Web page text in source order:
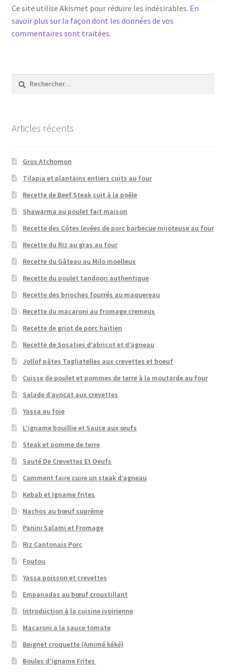
Ce site utilise Akismet pour réduire les indésirables. En
savoir plus sur la façon dont les données de vos
commentaires sont traitées.
Rechercher :
Articles récents
Gros Atchomon
Tilapia et plantains entiers cuits au four
Recette de Beef Steak cuit à la poêle
Shawarma au poulet fait maison
Recette des Côtes levées de porc barbecue mijoteuse au four
Recette du Riz au gras au four
Recette du Gâteau au Milo moelleux
Recette du poulet tandoori authentique
Recette des brioches fourrés au maquereau
Recette du macaroni au fromage cremeux
Recette de griot de porc haïtien
Recette de Sosaties d’abricot et d’agneau
Jollof pâtes Tagliatelles aux crevettes et boeuf
Cuisse de poulet et pommes de terre à la moutarde au four
Salade d’avocat aux crevettes
Yassa au foie
L’igname bouillie et Sauce aux œufs
Steak et pomme de terre
Sauté De Crevettes Et Oeufs
Comment faire cuire un steak d’agneau
Kebab et Igname frites
Nachos au bœuf suprême
Panini Salami et Fromage
Riz Cantonais Porc
Foutou
Yassa poisson et crevettes
Empanadas au bœuf croustillant
Introduction à la cuisine ivoirienne
Macaroni a la sauce tomate
Beignet croquette (Amimé kéké)
Boules d’igname Frites